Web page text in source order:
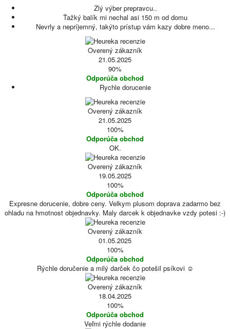
Zlý výber prepravcu..
Ťažký balík mi nechal asi 150 m od domu
Nevrly a nepríjemný, takýto prístup vám kazy dobre meno...
Overený zákazník
21.05.2025
90%
Odporúča obchod
Rychle dorucenie
Overený zákazník
21.05.2025
100%
Odporúča obchod
OK.
Overený zákazník
19.05.2025
100%
Odporúča obchod
Expresne dorucenie, dobre ceny. Velkym plusom doprava zadarmo bez
ohladu na hmotnost objednavky. Maly darcek k objednavke vzdy potesi :-)
Overený zákazník
01.05.2025
100%
Odporúča obchod
Rýchle doručenie a milý darček čo potešil psíkovi ☺️
Overený zákazník
18.04.2025
100%
Odporúča obchod
Veľmi rýchle dodanie